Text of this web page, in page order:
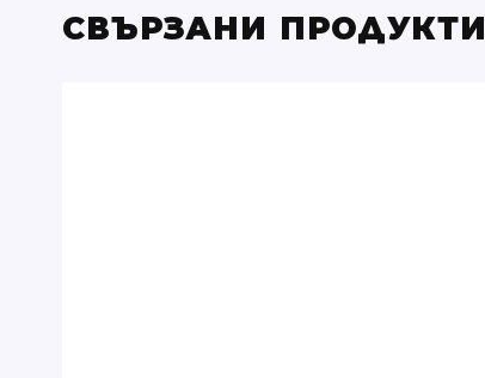
СВЪРЗАНИ ПРОДУКТИ